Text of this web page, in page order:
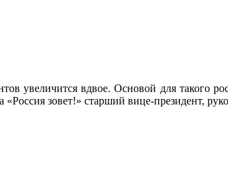
увеличится вдвое. Основой для такого
зовет!» старший вице-президент,